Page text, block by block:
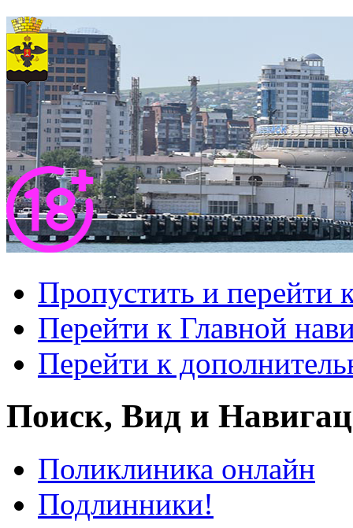
Пропустить и перейти
Перейти к Главной
Перейти к
Поиск, Вид и
Поликлиника онлайн
Подлинники!